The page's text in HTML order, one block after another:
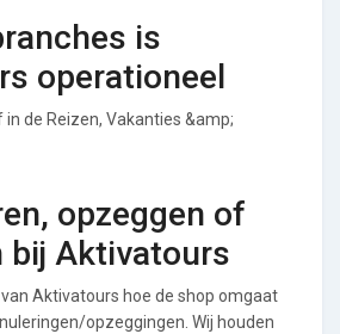
is
operationeel
de Reizen, Vakanties &amp;
opzeggen of
bij Aktivatours
van Aktivatours hoe de shop omgaat
opzeggingen. Wij houden